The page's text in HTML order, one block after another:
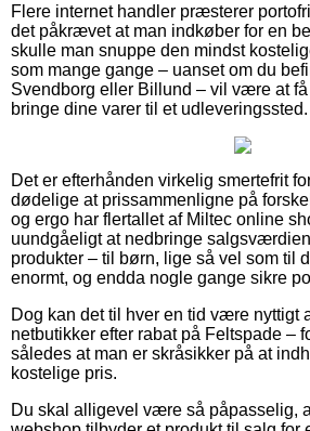
Flere internet handler præsterer
det påkrævet at man indkøber for en
skulle man snuppe den mindst
som mange gange – uanset om du
Svendborg eller Billund – vil være at
bringe dine varer til et udleveringssted.
Det er efterhånden virkelig smertefrit
dødelige at prissammenligne på
og ergo har flertallet af Miltec online
uundgåeligt at nedbringe
produkter – til børn, lige så vel som til
enormt, og endda nogle gange sikre
Dog kan det til hver en tid være nyttigt
netbutikker efter rabat på Feltspade –
således at man er skråsikker på at
kostelige pris.
Du skal alligevel være så påpasselig,